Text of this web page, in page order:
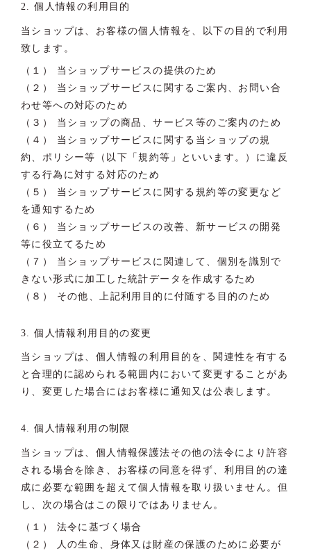
2. 個人情報の利用目的
当ショップは、お客様の個人情報を、以下の目的で利用
致します。
（１） 当ショップサービスの提供のため
（２） 当ショップサービスに関するご案内、お問い合
わせ等への対応のため
（３） 当ショップの商品、サービス等のご案内のため
（４） 当ショップサービスに関する当ショップの規
約、ポリシー等（以下「規約等」といいます。）に違反
する行為に対する対応のため
（５） 当ショップサービスに関する規約等の変更など
を通知するため
（６） 当ショップサービスの改善、新サービスの開発
等に役立てるため
（７） 当ショップサービスに関連して、個別を識別で
きない形式に加工した統計データを作成するため
（８） その他、上記利用目的に付随する目的のため
3. 個人情報利用目的の変更
当ショップは、個人情報の利用目的を、関連性を有する
と合理的に認められる範囲内において変更することがあ
り、変更した場合にはお客様に通知又は公表します。
4. 個人情報利用の制限
当ショップは、個人情報保護法その他の法令により許容
される場合を除き、お客様の同意を得ず、利用目的の達
成に必要な範囲を超えて個人情報を取り扱いません。但
し、次の場合はこの限りではありません。
（１） 法令に基づく場合
（２） 人の生命、身体又は財産の保護のために必要が